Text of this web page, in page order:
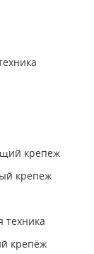
крепеж
крепеж
техника
крепёж